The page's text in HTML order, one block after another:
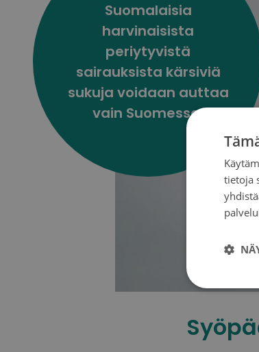
Suomalaisia
harvinaisista
periytyvistä
sairauksista kärsiviä
sukuja voidaan auttaa
vain Suomessa.
tietoja